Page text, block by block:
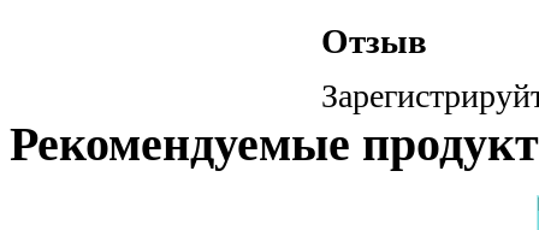
Отзыв
Рекомендуемые